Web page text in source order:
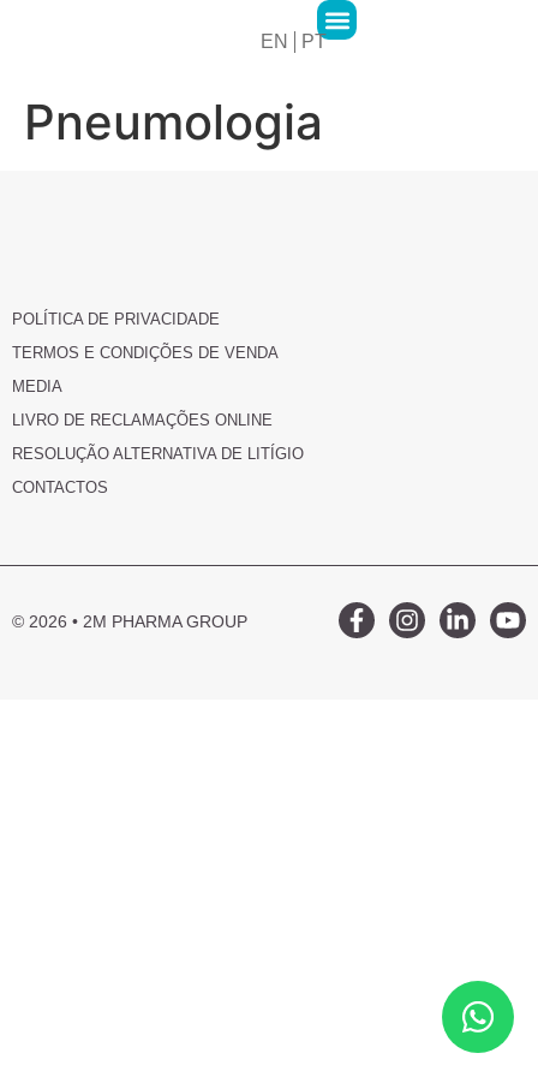
EN PT
Pneumologia
POLÍTICA DE PRIVACIDADE
TERMOS E CONDIÇÕES DE VENDA
MEDIA
LIVRO DE RECLAMAÇÕES ONLINE
RESOLUÇÃO ALTERNATIVA DE LITÍGIO
CONTACTOS
© 2026 • 2M PHARMA GROUP